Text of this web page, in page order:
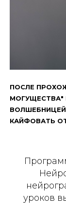
ПОСЛЕ
МОГУЩЕСТВА"
ВОЛШЕБНИЦЕЙ
КАЙФОВАТЬ
уроков